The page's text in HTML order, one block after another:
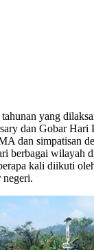
yang
dan Gobar Hari
dan simpatisan
berbagai wilayah
kali diikuti
negeri.